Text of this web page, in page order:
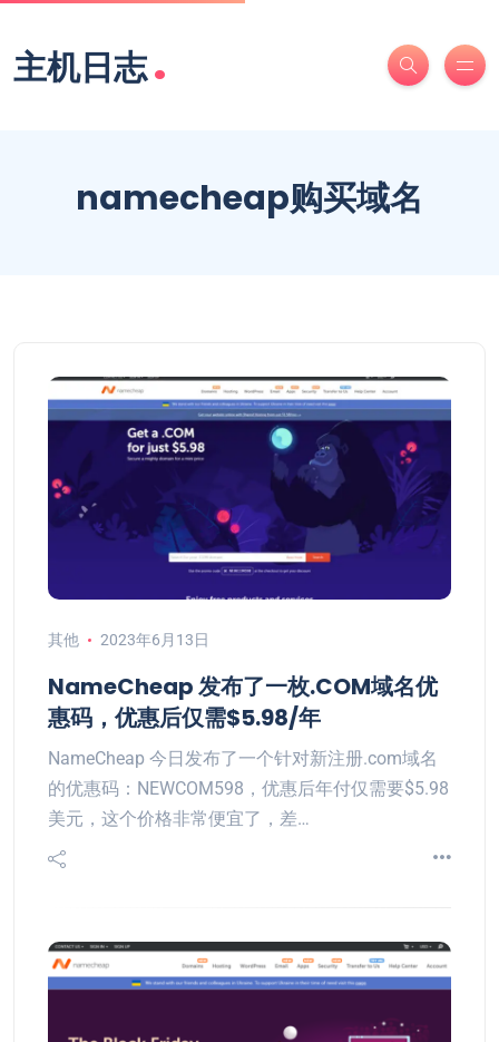
主机日志.
namecheap购买域名
其他 2023年6月13日
NameCheap 发布了一枚.COM域名优
惠码，优惠后仅需$5.98/年
NameCheap 今日发布了一个针对新注册.com域名
的优惠码：NEWCOM598，优惠后年付仅需要$5.98
美元，这个价格非常便宜了，差…